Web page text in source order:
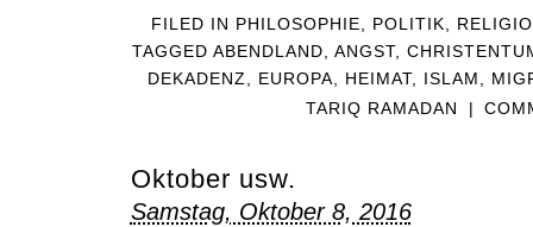
FILED IN PHILOSOPHIE POLITIK
TAGGED ABENDLAND ANGST,
DEKADENZ
EUROPA HEIMAT, ISLAM
TARIQ RAMADAN
|
Oktober usw.
Samstag, Oktober 8, 2016